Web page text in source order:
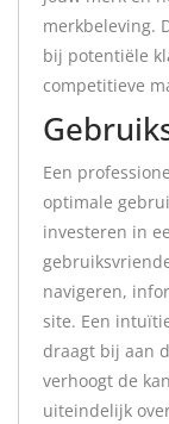
merkbeleving.
bij potentiële
competitieve
Een
optimale
investeren in
navigeren,
site. Een
draagt bij aan
verhoogt de
uiteindelijk